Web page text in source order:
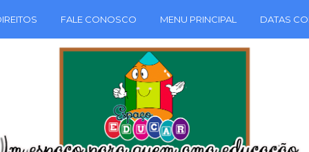
FALE CONOSCO MENU PRINCIPAL DATAS